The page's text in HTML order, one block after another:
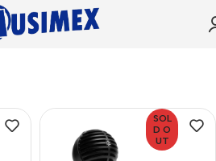
“Portátil”
SOL
D O
UT